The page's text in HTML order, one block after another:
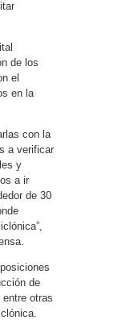
de los
el
en la
con la
a verificar
y
a ir
de 30
de
otras